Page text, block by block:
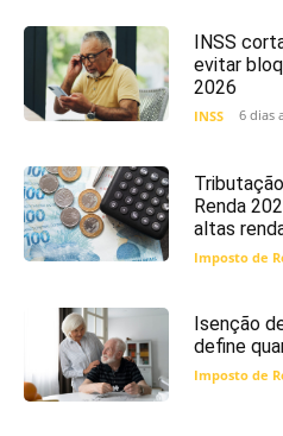
INSS
evitar
2026
INSS 6 dias
Renda
altas
Imposto de
Isenção
define
Imposto de